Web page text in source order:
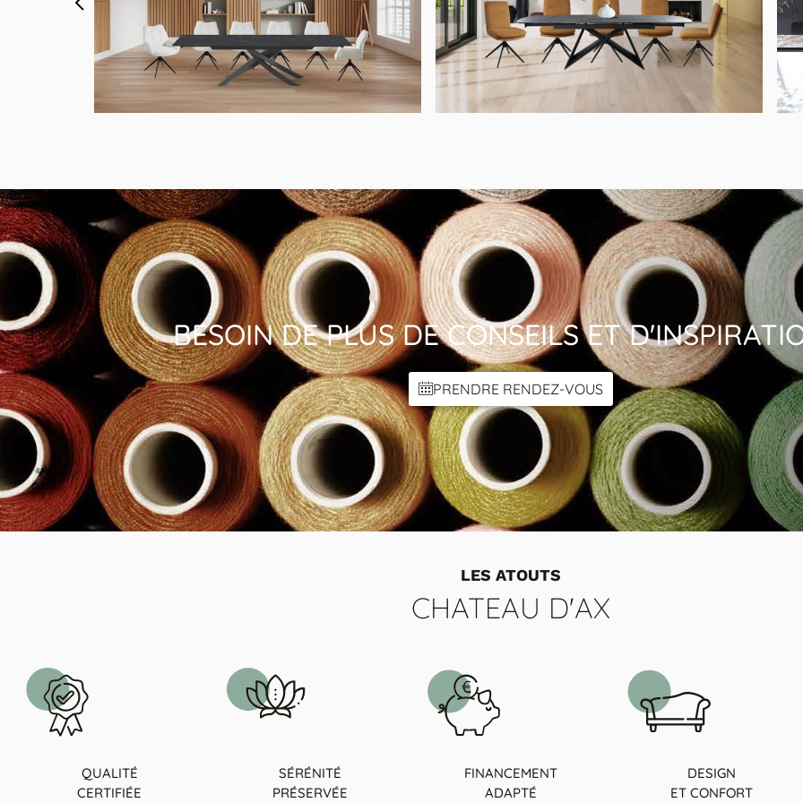
TABLE REPAS – SONATE TABLE REPAS – BLUES
BESOIN DE PLUS DE CONSEILS ET
PRENDRE RENDEZ-VOUS
LES ATOUTS
CHATEAU D'AX
QUALITÉ
CERTIFIÉE
SÉRÉNITÉ
PRÉSERVÉE
FINANCEMENT
ADAPTÉ
DESIGN
ET CONFORT